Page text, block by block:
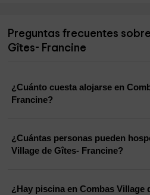
Preguntas frecuentes
Gîtes- Francine
¿Cuánto cuesta alojarse en
Francine?
¿Cuántas personas pueden
Village de Gîtes- Francine?
¿Hay piscina en Combas Village